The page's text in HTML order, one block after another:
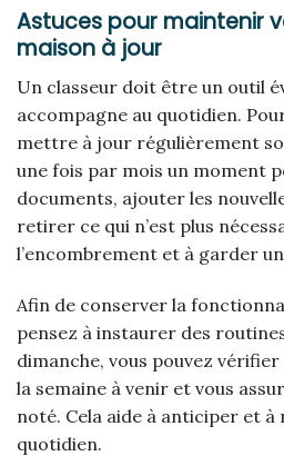
Astuces pour maintenir
maison à jour
Un classeur doit être un outil
accompagne au quotidien.
mettre à jour régulièrement
une fois par mois un moment
documents, ajouter les
retirer ce qui n’est plus
l’encombrement et à garder
Afin de conserver la
pensez à instaurer des
dimanche, vous pouvez
la semaine à venir et vous
noté. Cela aide à anticiper et à
quotidien.